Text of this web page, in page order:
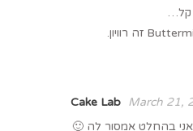
קל…
Cake Lab
March 21,
בהחלט אמסור לה 🙂